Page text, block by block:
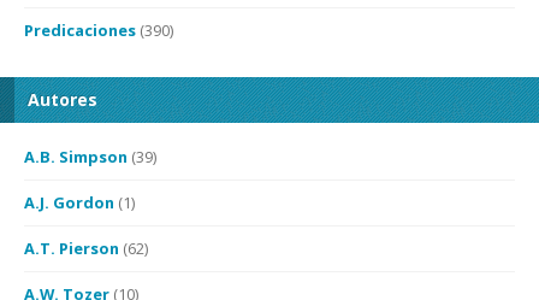
Predicaciones (390)
Autores
A.B. Simpson (39)
A.J. Gordon (1)
A.T. Pierson (62)
A.W. Tozer (10)